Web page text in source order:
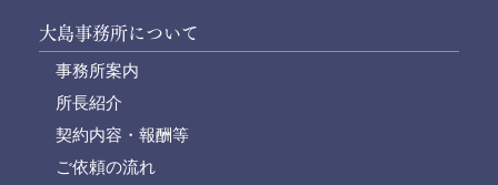
大島事務所について
事務所案内
所長紹介
契約内容・報酬等
ご依頼の流れ